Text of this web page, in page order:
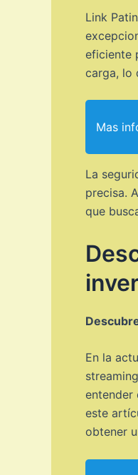
Link
eficiente
carga, lo
Mas
La
precisa.
que
En la
entender
este
obtener